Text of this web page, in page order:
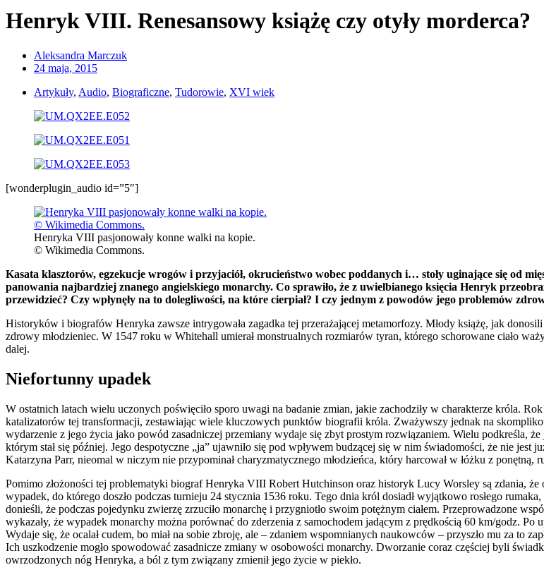
Henryk VIII. Renesansowy książę czy otyły morderca?
Aleksandra Marczuk
24 maja, 2015
Artykuły, Audio, Biograficzne, Tudorowie, XVI wiek
[wonderplugin_audio id=”5″]
Henryka VIII pasjonowały konne walki na kopie.
© Wikimedia Commons.
Kasata klasztorów, egzekucje wrogów i przyjaciół, okrucieństwo wobec poddanych i… stoły uginające się od
panowania najbardziej znanego angielskiego monarchy. Co sprawiło, że z uwielbianego księcia Henryk
przewidzieć? Czy wpłynęły na to dolegliwości, na które cierpiał? I czy jednym z powodów jego problemów
Historyków i biografów Henryka zawsze intrygowała zagadka tej przerażającej metamorfozy. Młody książę, jak
zdrowy młodzieniec. W 1547 roku w Whitehall umierał monstrualnych rozmiarów tyran, którego schorowane ciało
dalej.
Niefortunny upadek
W ostatnich latach wielu uczonych poświęciło sporo uwagi na badanie zmian, jakie zachodziły w charakterze króla.
katalizatorów tej transformacji, zestawiając wiele kluczowych punktów biografii króla. Zważywszy jednak na
wydarzenie z jego życia jako powód zasadniczej przemiany wydaje się zbyt prostym rozwiązaniem. Wielu podkreśla,
którym stał się później. Jego despotyczne „ja” ujawniło się pod wpływem budzącej się w nim świadomości, że nie jest
Katarzyna Parr, nieomal w niczym nie przypominał charyzmatycznego młodzieńca, który harcował w łóżku z ponętną,
Pomimo złożoności tej problematyki biograf Henryka VIII Robert Hutchinson oraz historyk Lucy Worsley są zdania,
wypadek, do którego doszło podczas turnieju 24 stycznia 1536 roku. Tego dnia król dosiadł wyjątkowo rosłego
donieśli, że podczas pojedynku zwierzę zrzuciło monarchę i przygniotło swoim potężnym ciałem. Przeprowadzone
wykazały, że wypadek monarchy można porównać do zderzenia z samochodem jadącym z prędkością 60 km/godz.
Wydaje się, że ocalał cudem, bo miał na sobie zbroję, ale – zdaniem wspomnianych naukowców – przyszło mu za to
Ich uszkodzenie mogło spowodować zasadnicze zmiany w osobowości monarchy. Dworzanie coraz częściej byli
owrzodzonych nóg Henryka, a ból z tym związany zmienił jego życie w piekło.